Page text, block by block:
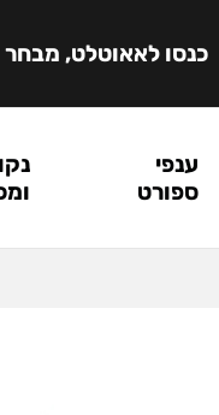
כנסו לאאוטלט,
ענפי
ספורט